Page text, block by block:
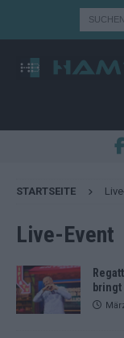
STARTSEITE
Live-Event